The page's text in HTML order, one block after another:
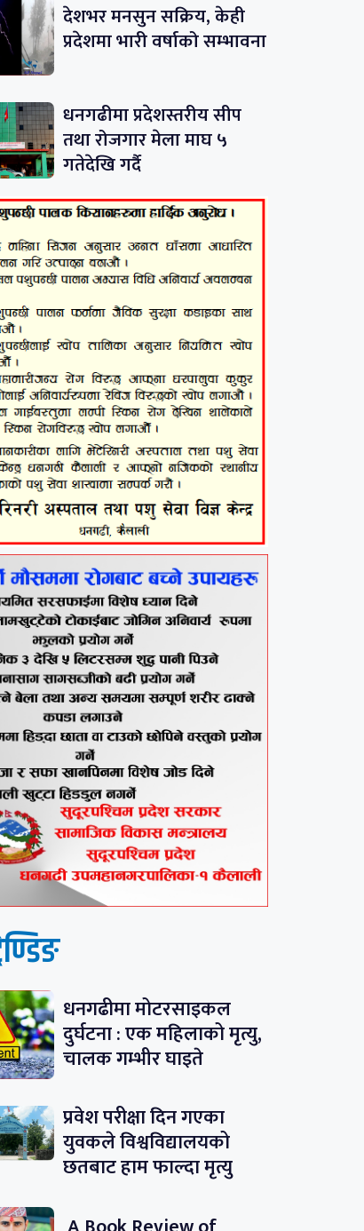
देशभर मनसुन सक्रिय, केही
प्रदेशमा भारी वर्षाको सम्भावना
धनगढीमा प्रदेशस्तरीय सीप
तथा रोजगार मेला माघ ५
गतेदेखि गर्दै
धनगढीमा मोटरसाइकल
दुर्घटना : एक महिलाको मृत्यु,
चालक गम्भीर घाइते
प्रवेश परीक्षा दिन गएका
युवकले विश्वविद्यालयको
छतबाट हाम फाल्दा मृत्यु